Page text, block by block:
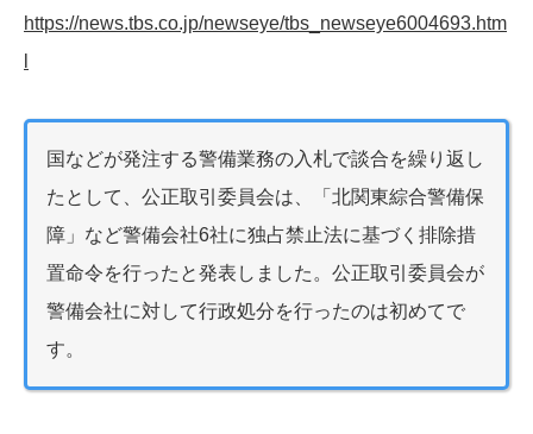
https://news.tbs.co.jp/newseye/tbs_newseye6004693.htm
国などが発注する警備業務の入札で談合を繰り返し
たとして、公正取引委員会は、「北関東綜合警備保
障」など警備会社6社に独占禁止法に基づく排除措
置命令を行ったと発表しました。公正取引委員会が
警備会社に対して行政処分を行ったのは初めてで
す。